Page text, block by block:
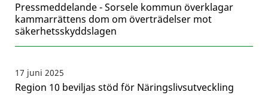
Pressmeddelande - Sorsele kommun överklagar
kammarrättens dom om överträdelser mot
säkerhetsskyddslagen
17 juni 2025
Region 10 beviljas stöd för Näringslivsutveckling